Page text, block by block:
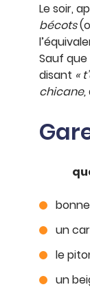
Le soir,
bécots
Sauf que
disant «
chicane,
un
le
un